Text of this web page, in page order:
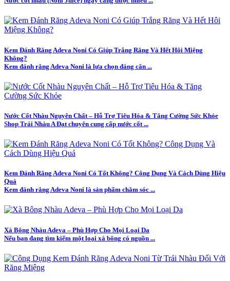
Kem Đánh Răng Adeva Noni Có Giúp Trắng Răng Và Hết Hôi Miệng
Không?
Kem đánh răng Adeva Noni là lựa chọn đáng cân ...
Nước Cốt Nhàu Nguyên Chất – Hỗ Trợ Tiêu Hóa & Tăng Cường Sức Khỏe
Shop Trái Nhàu A Đạt chuyên cung cấp nước cốt ...
Kem Đánh Răng Adeva Noni Có Tốt Không? Công Dụng Và Cách Dùng Hiệu
Quả
Kem đánh răng Adeva Noni là sản phẩm chăm sóc ...
Xà Bông Nhàu Adeva – Phù Hợp Cho Mọi Loại Da
Nếu bạn đang tìm kiếm một loại xà bông có nguồn ...